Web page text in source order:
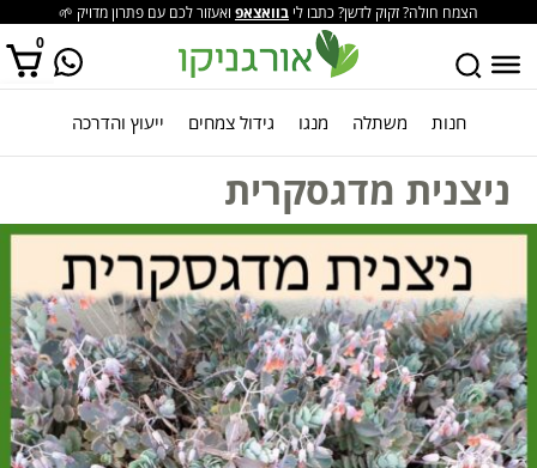
הצמח חולה? זקוק לדשן? כתבו לי בוואצאפ ואעזור לכם עם פתרון מדויק 🌱
0
אין מוצרים בסל הקניות. חנות משתלה מנגו גידול צמחים ייעוץ והדרכה
ניצנית מדגסקרית